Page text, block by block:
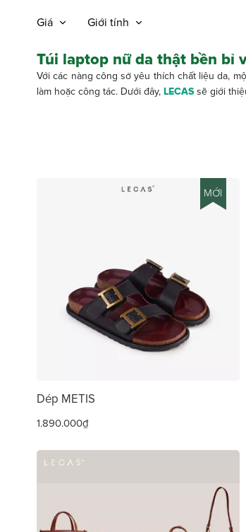
Giá Giới tính
Túi laptop nữ da thật bền bỉ
Với các nàng công sở yêu thích chất liệu da,
làm hoặc công tác. Dưới đây, LECASsẽ giới
MỚI
Dép METIS
1.890.000₫